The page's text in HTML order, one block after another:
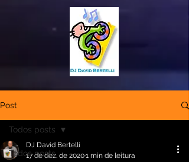
Post
Todos posts
Todos posts
DJ David Bertelli
17 de dez. de 20201 min de leitura